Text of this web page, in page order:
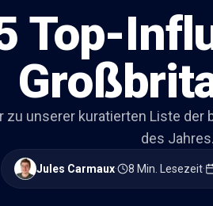
Top-
zu unserer kuratierten Liste
des Jahres.
Jules Carmaux· 8 Min. Lesezeit·